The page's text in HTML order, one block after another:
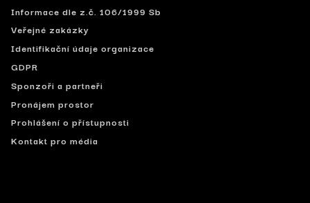
Informace dle z.č. 106/1999 Sb
Veřejné zakázky
Identifikační údaje organizace
GDPR
Sponzoři a partneři
Pronájem prostor
Prohlášení o přístupnosti
Kontakt pro média